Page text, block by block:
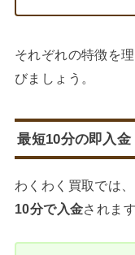
それぞれの特徴を
びましょう。
最短10分の即入金
わくわく買取では
10分で入金されます